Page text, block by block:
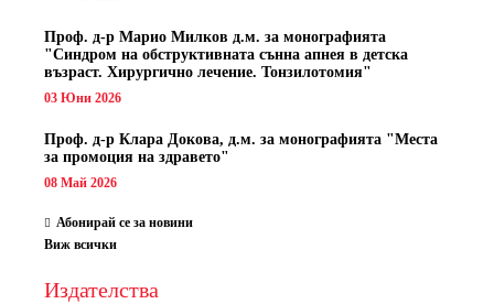
Проф. д-р Марио Милков д.м. за монографията
"Синдром на обструктивната сънна апнея в детска
възраст. Хирургично лечение. Тонзилотомия"
03 Юни 2026
Проф. д-р Клара Докова, д.м. за монографията "Места
за промоция на здравето"
08 Май 2026
Абонирай се за новини
Виж всички
Издателства